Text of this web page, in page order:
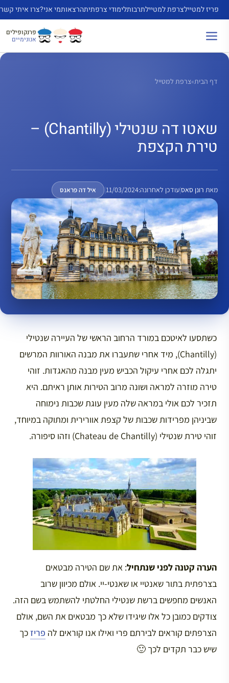
לדלג
לתוכן
פריז למטיילצרפת למטיילתרבותלימודי צרפתיתהרצאותמי אני?צרו איתי קשר
פרנקופילים
אנונימיים
דף הבית»צרפת למטייל
שאטו דה שנטילי (Chantilly) –
טירת הקצפת
מאת רונן סאס|עודכן לאחרונה:11/03/2024
| איל דה פראנס
כשתסעו לאיטכם במורד הרחוב הראשי של העיירה שנטילי
(Chantilly), מיד אחרי שתעברו את מבנה האורוות המרשים
יתגלה לכם אחרי עיקול הכביש מעין מבנה מהאגדות. זוהי
טירה מוזרה למראה ושונה מרוב הטירות אותן ראיתם. היא
תזכיר לכם אולי במראה שלה מעין עוגת שכבות נימוחה
שביניהן מפרידות שכבות של קצפת אוורירית ומתוקה במיוחד,
זוהי טירת שנטילי (Chateau de Chantilly) וזהו סיפורה.
הערה קטנה לפני שנתחיל: את שם הטירה מבטאים
בצרפתית בתור שאנטיי או שאנטי-יי. אולם מכיוון שרוב
האנשים מחפשים ברשת שנטילי החלטתי להשתמש בשם הזה.
צודקים כמובן כל אלו שיגידו שלא כך מבטאים את השם, אולם
הצרפתים קוראים לבירתם פרי ואילו אנו קוראים לה פריזכך
שיש כבר תקדים לכך 🙂